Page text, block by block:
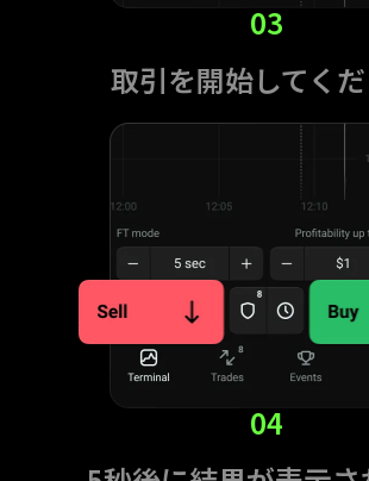
03
取引を開始してく
04